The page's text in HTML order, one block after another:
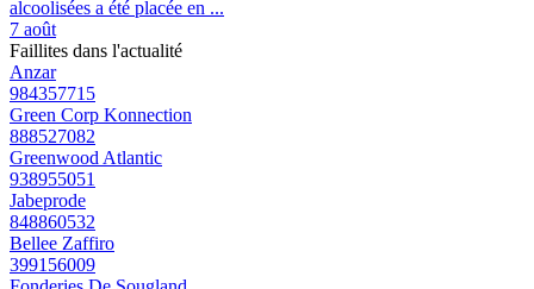
alcoolisées a été placée en ...
7 août
Faillites dans l'actualité
Anzar
984357715
Green Corp Konnection
888527082
Greenwood Atlantic
938955051
Jabeprode
848860532
Bellee Zaffiro
399156009